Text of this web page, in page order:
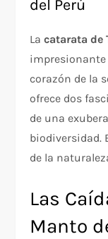
del Perú
Lacatarata de
corazón de la
ofrece dos
de una
biodiversidad.
de la
Las
Manto